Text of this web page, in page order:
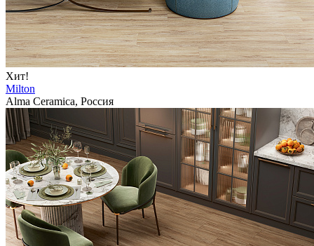
Хит!
Milton
Alma Ceramica, Россия